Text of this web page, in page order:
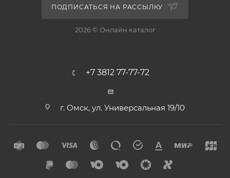
ПОДПИСАТЬСЯ НА РАССЫЛКУ
2026 © Онлайн каталог
+7 3812 77-77-72
г. Омск, ул. Универсальная 19/10